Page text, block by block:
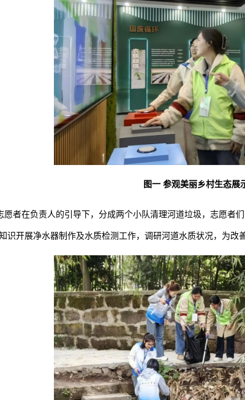
图一 参观美丽乡村生态展
愿者在负责人的引导下，分成两个小队清理河道垃圾，志愿者
识开展净水器制作及水质检测工作，调研河道水质状况，为改